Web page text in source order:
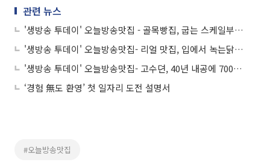
관련 뉴스
'생방송 투데이' 오늘방송맛집 - 골목빵집, 굽는 스케일부터 남다르다! 종로 샌드위치 맛집 '빠○○'…화덕빵 대박 비결은?
'생방송 투데이' 오늘방송맛집- 리얼 맛집, 입에서 녹는닭! 겨울 뜨끈 한 상 토종팔팔백숙 맛집 '동○○'…대박 비결은?
'생방송 투데이' 오늘방송맛집- 고수뎐, 40년 내공에 700℃ 불맛을 더한 솥뚜껑닭볶음탕 맛집 '산○○'의 비결은?
‘경험 無도 환영’ 첫 일자리 도전 설명서
#오늘방송맛집